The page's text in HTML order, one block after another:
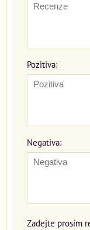
Pozitiva:
Negativa:
Zadejte prosím